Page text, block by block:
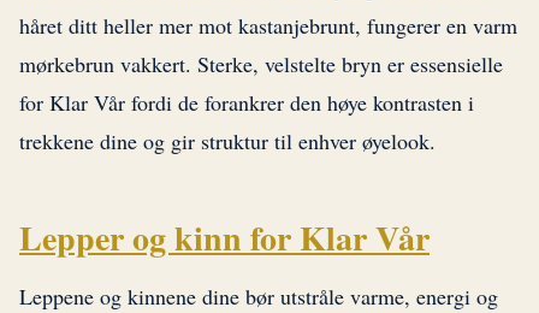
håret ditt heller mer mot kastanjebrunt, fungerer en varm
mørkebrun vakkert. Sterke, velstelte bryn er essensielle
for Klar Vår fordi de forankrer den høye kontrasten i
trekkene dine og gir struktur til enhver øyelook.
Lepper og kinn for Klar Vår
Leppene og kinnene dine bør utstråle varme, energi og